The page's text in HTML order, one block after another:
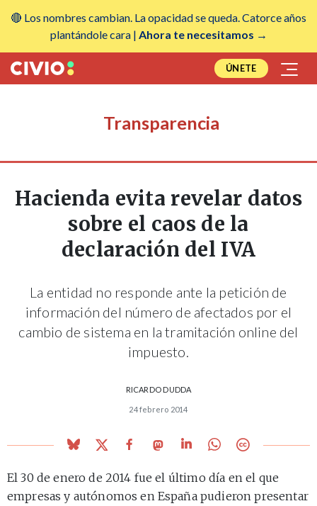
🔴 Los nombres cambian. La opacidad se queda. Catorce años
plantándole cara | Ahora te necesitamos →
ÚNETE
Transparencia
Hacienda evita revelar datos
sobre el caos de la
declaración del IVA
La entidad no responde ante la petición de
información del número de afectados por el
cambio de sistema en la tramitación online del
impuesto.
RICARDO DUDDA
24 febrero 2014
El 30 de enero de 2014 fue el último día en el que
empresas y autónomos en España pudieron presentar